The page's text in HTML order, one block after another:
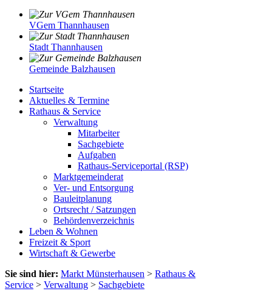
VGem Thannhausen
Stadt Thannhausen
Gemeinde Balzhausen
Startseite
Aktuelles & Termine
Rathaus & Service
Verwaltung
Mitarbeiter
Sachgebiete
Aufgaben
Rathaus-Serviceportal (RSP)
Marktgemeinderat
Ver- und Entsorgung
Bauleitplanung
Ortsrecht / Satzungen
Behördenverzeichnis
Leben & Wohnen
Freizeit & Sport
Wirtschaft & Gewerbe
Sie sind hier: Markt Münsterhausen > Rathaus &
Service > Verwaltung > Sachgebiete